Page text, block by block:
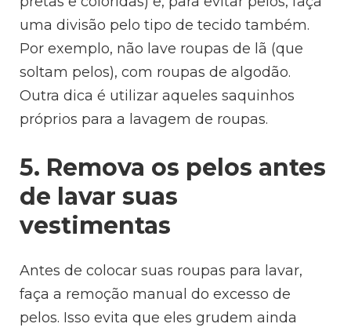
uma divisão pelo tipo de tecido também.
Por exemplo, não lave roupas de lã (que
soltam pelos), com roupas de algodão.
Outra dica é utilizar aqueles saquinhos
próprios para a lavagem de roupas.
5. Remova os pelos antes
de lavar suas
vestimentas
Antes de colocar suas roupas para lavar,
faça a remoção manual do excesso de
pelos. Isso evita que eles grudem ainda